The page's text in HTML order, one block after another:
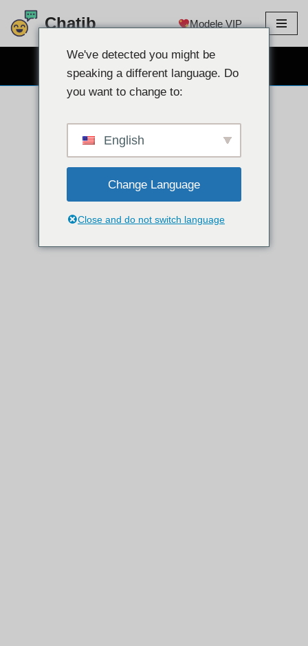
Sari
Chatib Modele VIP
We've detected you might be
speaking a different language. Do
you want to change to:
English
Change Language
Close and do not switch language